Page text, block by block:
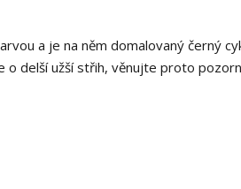
a je na něm domalovaný černý
o delší užší střih, věnujte proto